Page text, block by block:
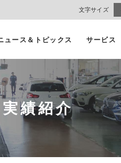
文字サイズ
ュース＆トピックス サービス
績紹介